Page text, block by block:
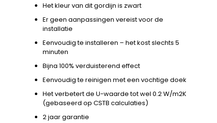
Het kleur van dit gordijn is zwart
Er geen aanpassingen vereist voor de
installatie
Eenvoudig te installeren – het kost slechts 5
minuten
Bijna 100% verduisterend effect
Eenvoudig te reinigen met een vochtige doek
Het verbetert de U-waarde tot wel 0.2 W/m2K
(gebaseerd op CSTB calculaties)
2 jaar garantie